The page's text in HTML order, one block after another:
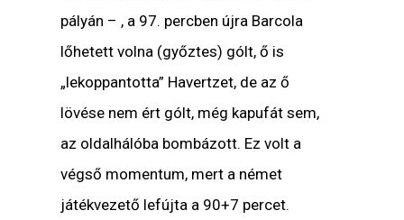
pályán – , a 97. percben újra Barcola
lőhetett volna (győztes) gólt, ő is
„lekoppantotta” Havertzet, de az ő
lövése nem ért gólt, még kapufát sem,
az oldalhálóba bombázott. Ez volt a
végső momentum, mert a német
játékvezető lefújta a 90+7 percet.